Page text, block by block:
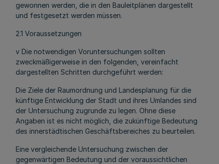
gewonnen werden, die in den Bauleitplänen dargestellt
und festgesetzt werden müssen.
2.1 Voraussetzungen
v Die notwendigen Voruntersuchungen sollten
zweckmäßigerweise in den folgenden, vereinfacht
dargestellten Schritten durchgeführt werden:
Die Ziele der Raumordnung und Landesplanung für die
künftige Entwicklung der Stadt und ihres Umlandes sind
der Untersuchung zugrunde zu legen. Ohne diese
Angaben ist es nicht möglich, die zukünftige Bedeutung
des innerstädtischen Geschäftsbereiches zu beurteilen.
Eine vergleichende Untersuchung zwischen der
gegenwärtigen Bedeutung und der voraussichtlichen